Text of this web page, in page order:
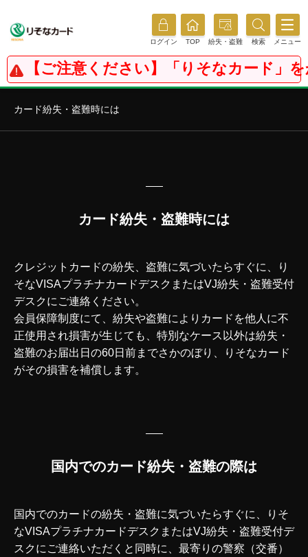
ログイン TOP 紛失・盗難 検索 メニュー
【ご注意ください】「りそなカード」
カード紛失・盗難時には
カード紛失・盗難時には
クレジットカードの紛失、盗難に気づいたらすぐに、り
そなVISAプラチナカードデスクまたはVJ紛失・盗難受付
デスクにご連絡ください。
会員保障制度にて、紛失や盗難によりカードを他人に不
正使用され損害が生じても、特別なケース以外は紛失・
盗難のお届出日の60日前までさかのぼり、りそなカード
がその損害を補償します。
国内でのカード紛失・盗難の際は
国内でのカードの紛失・盗難に気づいたらすぐに、りそ
なVISAプラチナカードデスクまたはVJ紛失・盗難受付デ
スクにご連絡いただくと同時に、最寄りの警察（交番）